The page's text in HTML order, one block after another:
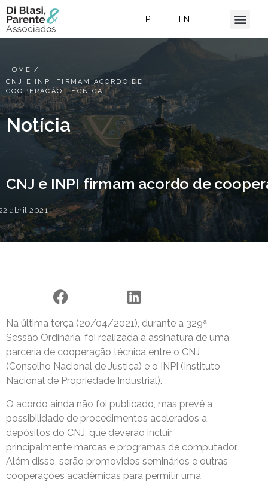
PT EN
HOME /
CNJ E INPI FIRMAM ACORDO DE
COOPERAÇÃO TÉCNICA
Notícia
CNJ e INPI firmam acordo de
abril 2021
Na última terça (20/04/2021), durante a 329ª
Sessão Ordinária, foi realizada a assinatura de uma
parceria de cooperação técnica entre o CNJ
(Conselho Nacional de Justiça) e o INPI (Instituto
Nacional de Propriedade Industrial).
O acordo ainda não foi publicado, mas prevê a
possibilidade de procedimentos acelerados a
depósitos do CNJ, que deverão incluir
principalmente marcas e programas de computador.
Além disso, serão promovidos seminários e outras
cooperações acadêmicas para permitir uma